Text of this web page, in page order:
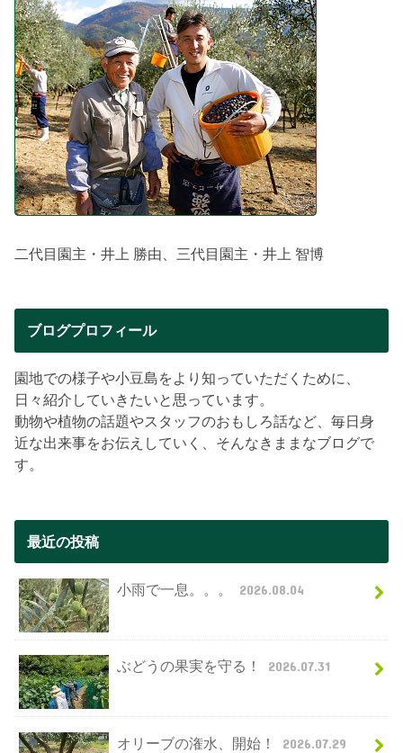
二代目園主・井上 勝由、三代目園主・井上 智博
ブログプロフィール
園地での様子や小豆島をより知っていただくために、
日々紹介していきたいと思っています。
動物や植物の話題やスタッフのおもしろ話など、毎日身
近な出来事をお伝えしていく、そんなきままなブログで
す。
最近の投稿
小雨で一息。。。 2026.08.04
ぶどうの果実を守る！ 2026.07.31
オリーブの潅水、開始！ 2026.07.29